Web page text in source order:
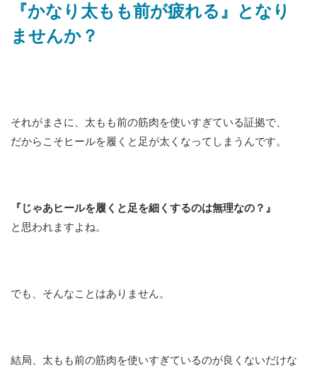
『かなり太もも前が疲れる』となり
ませんか？
それがまさに、太もも前の筋肉を使いすぎている証拠で、
だからこそヒールを履くと足が太くなってしまうんです。
『じゃあヒールを履くと足を細くするのは無理なの？』
と思われますよね。
でも、そんなことはありません。
結局、太もも前の筋肉を使いすぎているのが良くないだけな